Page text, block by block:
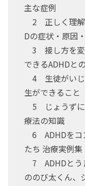
主な症例
2 正しく理解
Dの症状・原因
3 接し方を変
できるADHDと
4 生徒がいじ
生ができること
5 じょうずに
療法の知識
6 ADHDをコ
たち 治療実例集
7 ADHDとう
ののび太くん、